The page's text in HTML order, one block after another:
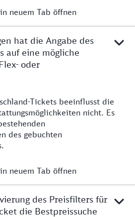
neuem Tab öffnen
hat die Angabe des
auf eine mögliche
oder
Tickets beeinflusst die
nicht. Es
des gebuchten
neuem Tab öffnen
des Preisfilters für
die Bestpreissuche